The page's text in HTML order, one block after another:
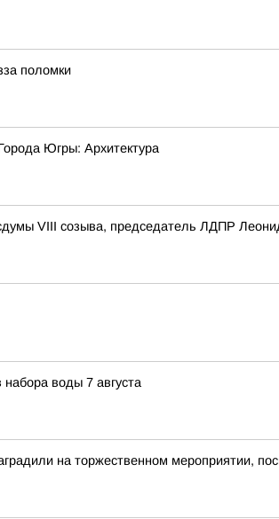
поломки
Югры: Архитектура
VIII созыва, председатель ЛДПР
воды 7 августа
на торжественном мероприятии,